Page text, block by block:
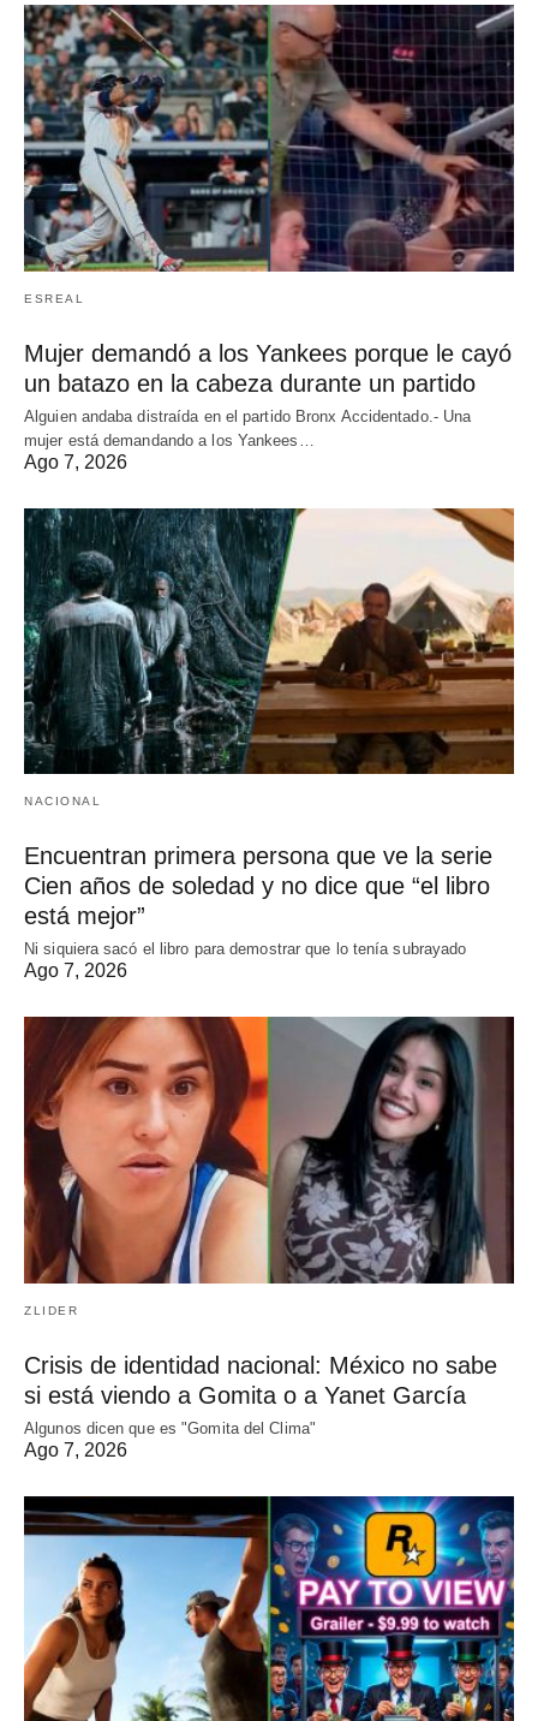
ESREAL
Mujer demandó a los Yankees porque le cayó
un batazo en la cabeza durante un partido
Alguien andaba distraída en el partido Bronx Accidentado.- Una
mujer está demandando a los Yankees…
Ago 7, 2026
NACIONAL
Encuentran primera persona que ve la serie
Cien años de soledad y no dice que “el libro
está mejor”
Ni siquiera sacó el libro para demostrar que lo tenía subrayado
Ago 7, 2026
ZLIDER
Crisis de identidad nacional: México no sabe
si está viendo a Gomita o a Yanet García
Algunos dicen que es "Gomita del Clima"
Ago 7, 2026